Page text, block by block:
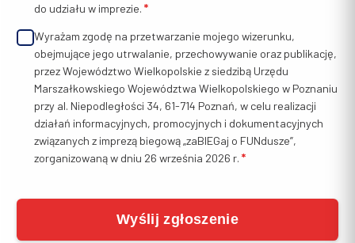
do udziału w imprezie. *
Wyrażam zgodę na przetwarzanie mojego wizerunku,
obejmujące jego utrwalanie, przechowywanie oraz publikację,
przez Województwo Wielkopolskie z siedzibą Urzędu
Marszałkowskiego Województwa Wielkopolskiego w Poznaniu
przy al. Niepodległości 34, 61-714 Poznań, w celu realizacji
działań informacyjnych, promocyjnych i dokumentacyjnych
związanych z imprezą biegową „zaBIEGaj o FUNdusze”,
zorganizowaną w dniu 26 września 2026 r. *
Wyślij zgłoszenie